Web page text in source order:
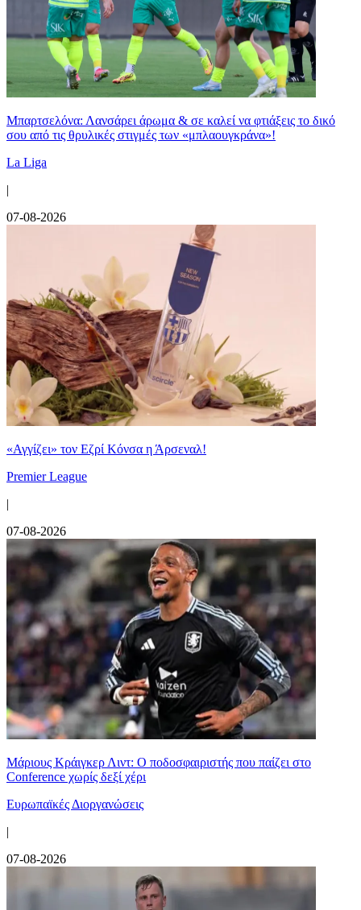
Μπαρτσελόνα: Λανσάρει άρωμα & σε καλεί να φτιάξεις το δικό
σου από τις θρυλικές στιγμές των «μπλαουγκράνα»!
La Liga
|
07-08-2026
«Αγγίζει» τον Εζρί Κόνσα η Άρσεναλ!
Premier League
|
07-08-2026
Μάριους Κράιγκερ Λιντ: Ο ποδοσφαιριστής που παίζει στο
Conference χωρίς δεξί χέρι
Ευρωπαϊκές Διοργανώσεις
|
07-08-2026